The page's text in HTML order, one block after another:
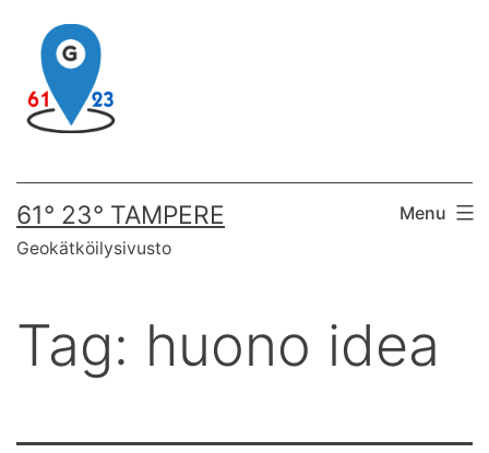
content
61° 23° TAMPERE
Geokätköilysivusto
Menu
Tag: huono idea